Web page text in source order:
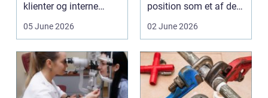
klienter og interne
arbejdsgange ét sted. I
05 June 2026
position som et af de
mest alsidige valg til
02 June 2026